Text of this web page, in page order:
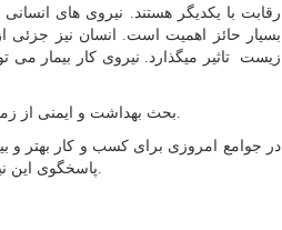
رقابت با یکدیگر هستند. نیروی های
بسیار حائز اهمیت است. انسان نیز
زیست تاثیر میگذارد. نیروی کار بیمار
بحث بهداشت و ایمنی از زمان انقلاب صنعتی به بعد مطرح شد دلیل آن هم افزایش امار مرگ و میر کارکنان بود.
در جوامع امروزی برای کسب و کار بهتر
-MS) پاسخگوی این نیازها است.